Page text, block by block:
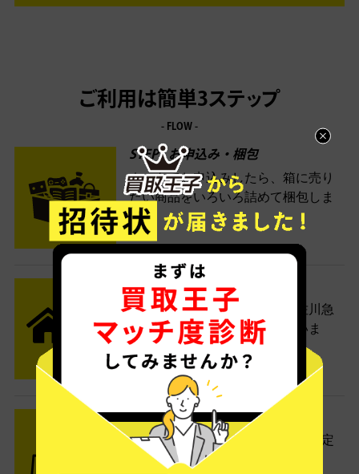
ご利用は簡単3ステップ
- FLOW -
STEP1 お申込み・梱包
ネットでお申込みしたら、箱に売り
たい商品をいろいろ詰めて梱包しま
す。
STEP2 発送
送料無料でご自宅から発送！佐川急
便がご自宅まで引き取りに伺いま
す。
STEP3 ご入金
査定結果はメールでお知らせ。査定
結果がOKなら金額をお支払い！